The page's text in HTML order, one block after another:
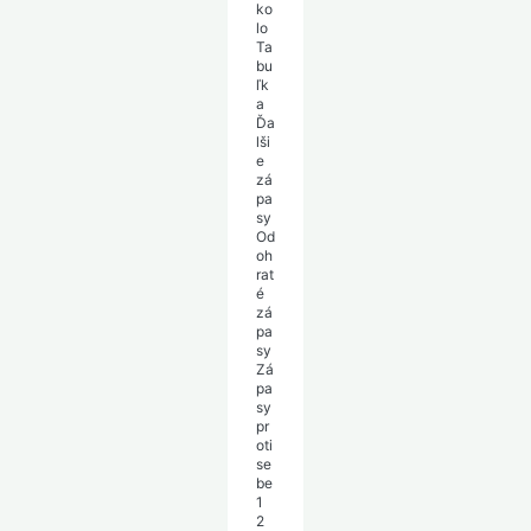
ko
lo
Ta
bu
ľk
a
Ďa
lši
e
zá
pa
sy
Od
oh
rat
é
zá
pa
sy
Zá
pa
sy
pr
oti
se
be
1
2